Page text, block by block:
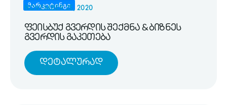
მარკეტინგი
NOVEMBER 25, 2020
ფეისბუქ გვერდის შექმნა & ბიზნეს
გვერდის გაკეთება
Დეტალურად